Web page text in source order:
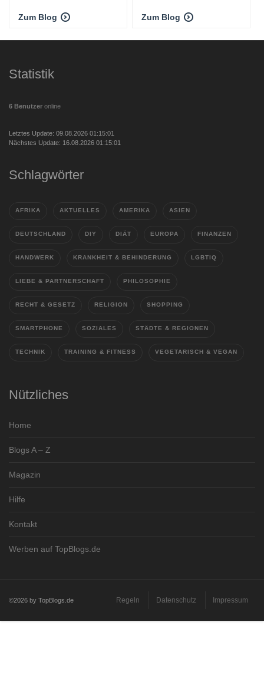
Zum Blog Zum Blog
Statistik
6 Benutzer online
Letztes Update: 09.08.2026 01:15:01
Nächstes Update: 16.08.2026 01:15:01
Schlagwörter
AFRIKA AKTUELLES AMERIKA ASIEN
DEUTSCHLAND DIY DIÄT EUROPA FINANZEN
HANDWERK KRANKHEIT & BEHINDERUNG LGBTIQ
LIEBE & PARTNERSCHAFT PHILOSOPHIE
RECHT & GESETZ RELIGION SHOPPING
SMARTPHONE SOZIALES STÄDTE & REGIONEN
TECHNIK TRAINING & FITNESS VEGETARISCH & VEGAN
Nützliches
Home
Blogs A – Z
Magazin
Hilfe
Kontakt
Werben auf TopBlogs.de
©2026 by TopBlogs.de Regeln Datenschutz Impressum